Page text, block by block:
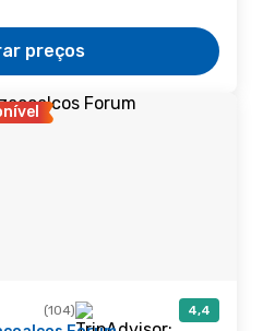
preços
(104) 4,4